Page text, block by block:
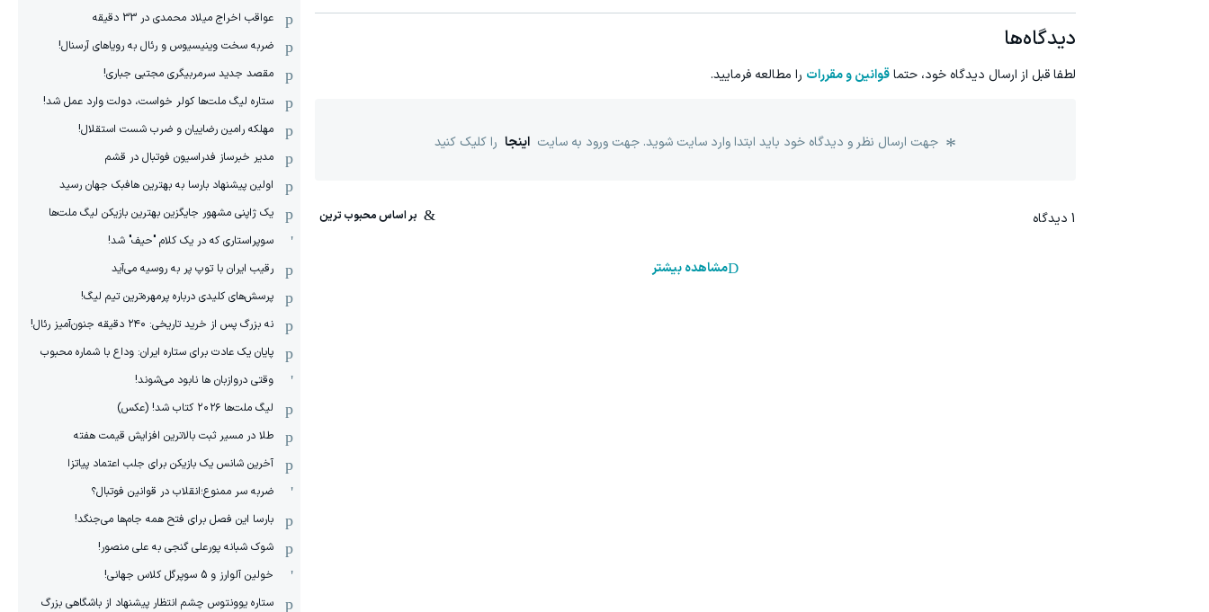
دیدگاه‌ها
لطفا قبل از ارسال دیدگاه خود، حتماقوانین و مقررات را مطالعه فرمایید.
جهت ارسال نظر و دیدگاه خود باید ابتدا وارد سایت شوید. جهت ورود به سایت اینجا را کلیک کنید
1 دیدگاه
مشاهده بیشتر
عواقب اخراج میلاد محمدی در 33 دقیقه
ضربه سخت وینیسیوس و رئال به رویاهای آرسنال!
مقصد جدید سرمربیگری مجتبی جباری!
ستاره لیگ ملت‌ها کولر خواست، دولت وارد عمل شد!
مهلکه رامین رضاییان و ضرب شست استقلال!
مدیر خبرساز فدراسیون فوتبال در قشم
اولین پیشنهاد بارسا به بهترین هافبک جهان رسید
یک ژاپنی مشهور جایگزین بهترین بازیکن لیگ ملت‌ها
سوپراستاری که در یک کلام "حیف" شد!
رقیب ایران با توپ پر به روسیه می‌آید
پرسش‌های کلیدی درباره پرمهره‌ترین تیم لیگ!
نه بزرگ پس از خرید تاریخی: ۲۴۰ دقیقه جنون‌آمیز رئال!
پایان یک عادت برای ستاره ایران: وداع با شماره محبوب
وقتی دروازبان ها نابود می‌شوند!
لیگ ملت‌ها ٢٠٢۶ کتاب شد! (عکس)
طلا در مسیر ثبت بالاترین افزایش قیمت هفته
آخرین شانس یک بازیکن برای جلب اعتماد پیاتزا
ضربه سر ممنوع؛انقلاب در قوانین فوتبال؟
بارسا این فصل برای فتح همه جام‌ها می‌جنگد!
شوک شبانه پورعلی گنجی به علی منصور!
خولین آلوارز و 5 سوپرگل کلاس جهانی!
ستاره یوونتوس چشم انتظار پیشنهاد از باشگاهی بزرگ